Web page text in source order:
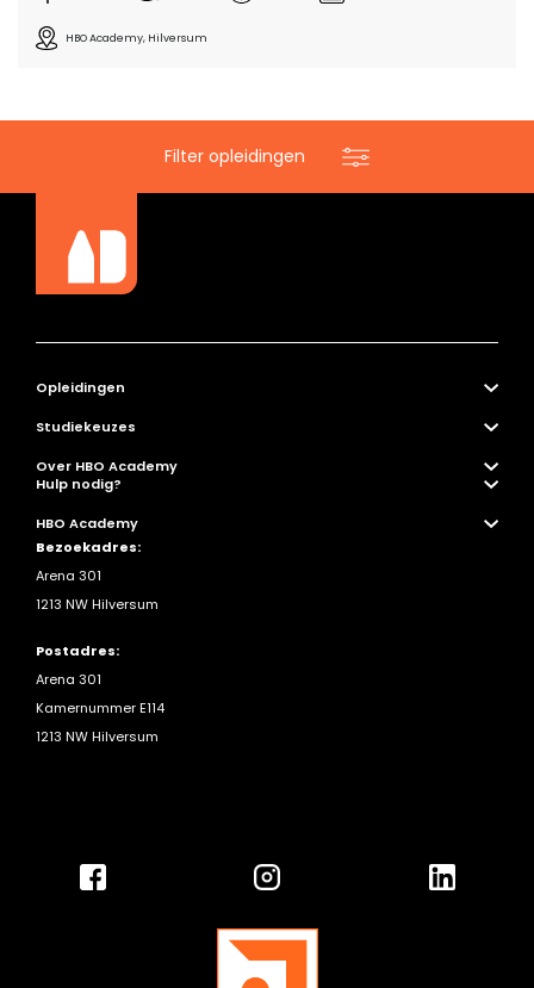
Filter opleidingen
HBO Academy, Hilversum
Opleidingen
Studiekeuzes
Over HBO Academy
Hulp nodig?
HBO Academy
Bezoekadres:
Arena 301
1213 NW Hilversum
Postadres:
Arena 301
Kamernummer E114
1213 NW Hilversum